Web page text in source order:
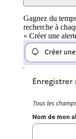
Gagnez du
recherche à
« Créer une